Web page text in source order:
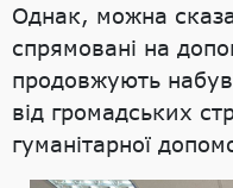
Однак, можна
спрямовані на
продовжують
від громадських
гуманітарної